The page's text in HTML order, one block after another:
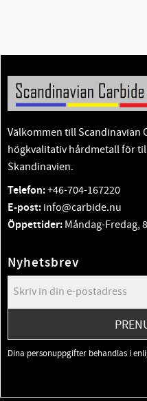
Välkommen till Scandinavian
högkvalitativ hårdmetall för
Skandinavien.
Telefon:+46-704-167220
E-post: info@carbide.nu
Öppettider: Måndag-Fredag,
Nyhetsbrev
Dina personuppgifter behandlas i